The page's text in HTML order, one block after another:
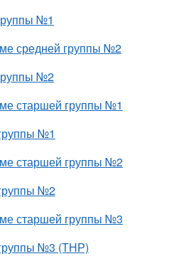
№1
средней группы №2
№2
старшей группы №1
№1
старшей группы №2
№2
старшей группы №3
№3 (ТНР)